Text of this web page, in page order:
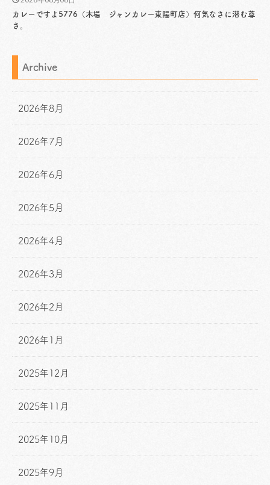
カレーですよ5776（木場 ジャンカレー東陽町店）何気なさに潜む尊
さ。
Archive
2026年8月
2026年7月
2026年6月
2026年5月
2026年4月
2026年3月
2026年2月
2026年1月
2025年12月
2025年11月
2025年10月
2025年9月